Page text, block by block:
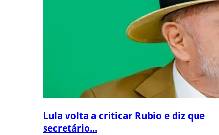
Lula volta a criticar Rubio e diz que
secretário...